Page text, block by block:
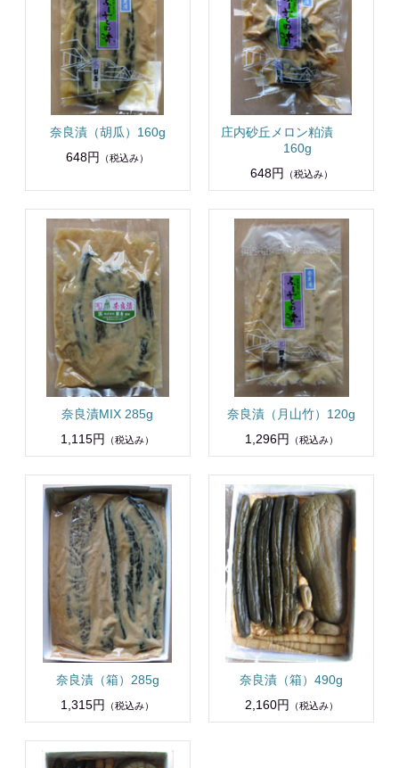
奈良漬（胡瓜）160g
648円
（税込み）
庄内砂丘メロン粕漬
160g
648円
（税込み）
奈良漬MIX 285g
1,115円
（税込み）
奈良漬（月山竹）120g
1,296円
（税込み）
奈良漬（箱）285g
1,315円
（税込み）
奈良漬（箱）490g
2,160円
（税込み）